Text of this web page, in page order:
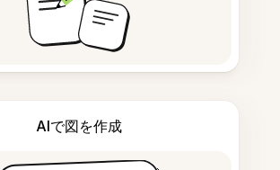
AIで図を作成